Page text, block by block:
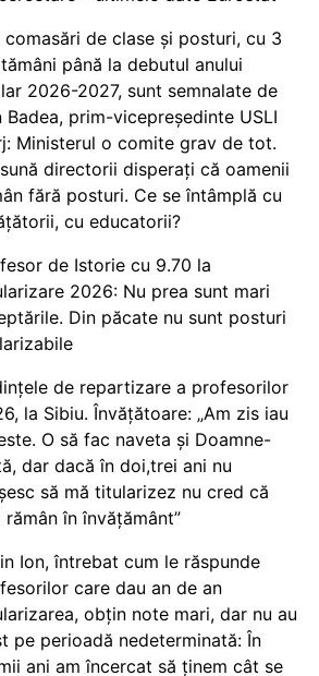
comasări de clase și posturi, cu 3
până la debutul anului
2026-2027, sunt semnalate de
Badea, prim-vicepreședinte USLI
Ministerul o comite grav de tot.
directorii disperați că oamenii
fără posturi. Ce se întâmplă cu
cu educatorii?
de Istorie cu 9.70 la
2026: Nu prea sunt mari
Din păcate nu sunt posturi
de repartizare a profesorilor
la Sibiu. Învățătoare: „Am zis iau
O să fac naveta și Doamne-
dar dacă în doi,trei ani nu
să mă titularizez nu cred că
rămân în învățământ”
Ion, întrebat cum le răspunde
care dau an de an
obțin note mari, dar nu au
pe perioadă nedeterminată: În
ani am încercat să ținem cât se